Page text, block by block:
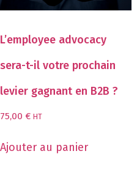
L’employee advocacy
sera-t-il votre prochain
levier gagnant en B2B ?
75,00 € HT
Ajouter au panier